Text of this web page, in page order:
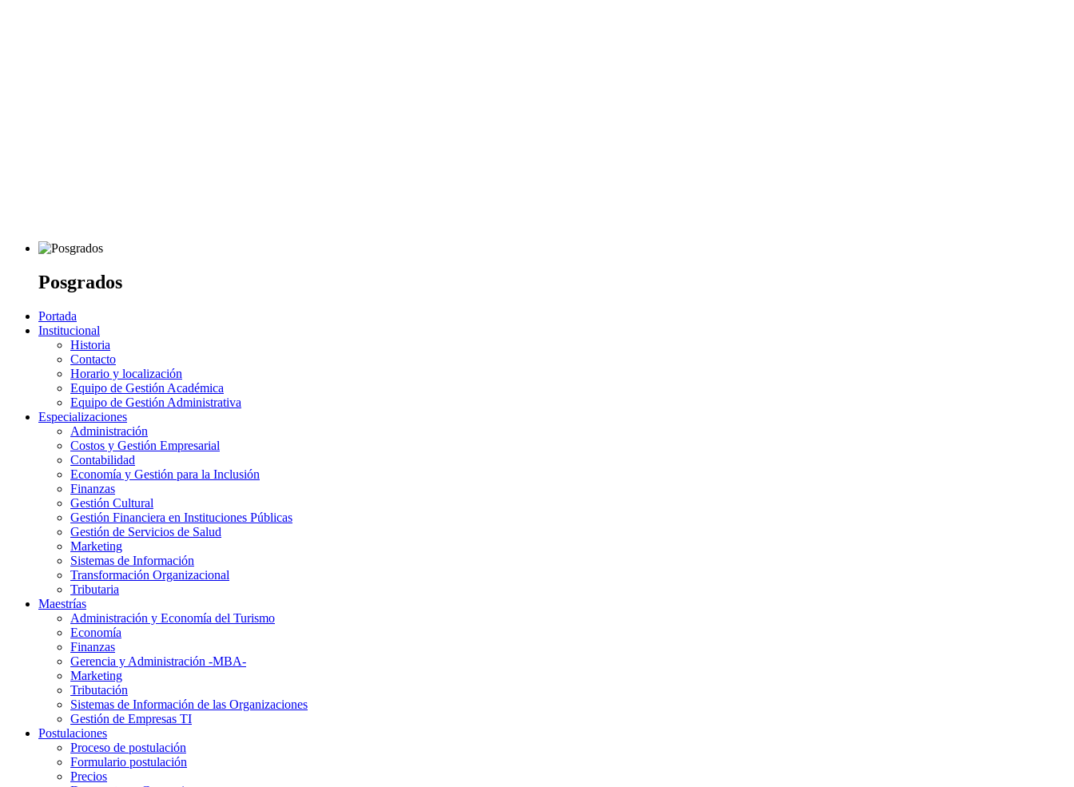
Posgrados
Portada
Institucional
Historia
Contacto
Horario y localización
Equipo de Gestión Académica
Equipo de Gestión Administrativa
Especializaciones
Administración
Costos y Gestión Empresarial
Contabilidad
Economía y Gestión para la Inclusión
Finanzas
Gestión Cultural
Gestión Financiera en Instituciones Públicas
Gestión de Servicios de Salud
Marketing
Sistemas de Información
Transformación Organizacional
Tributaria
Maestrías
Administración y Economía del Turismo
Economía
Finanzas
Gerencia y Administración -MBA-
Marketing
Tributación
Sistemas de Información de las Organizaciones
Gestión de Empresas TI
Postulaciones
Proceso de postulación
Formulario postulación
Precios